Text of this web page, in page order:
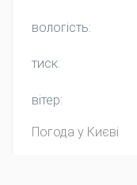
вологість:
тиск:
вітер:
Погода у Києві